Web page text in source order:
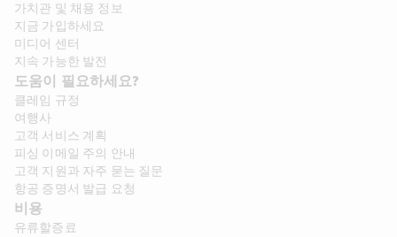
가치관 및 채용 정보​
지금 가입하세요
미디어 센터
지속 가능한 발전
도움이 필요하세요?
클레임 규정
여행사
고객 서비스 계획
피싱 이메일 주의 안내
고객 지원과 자주 묻는 질문
항공 증명서 발급 요청
비용
유류할증료